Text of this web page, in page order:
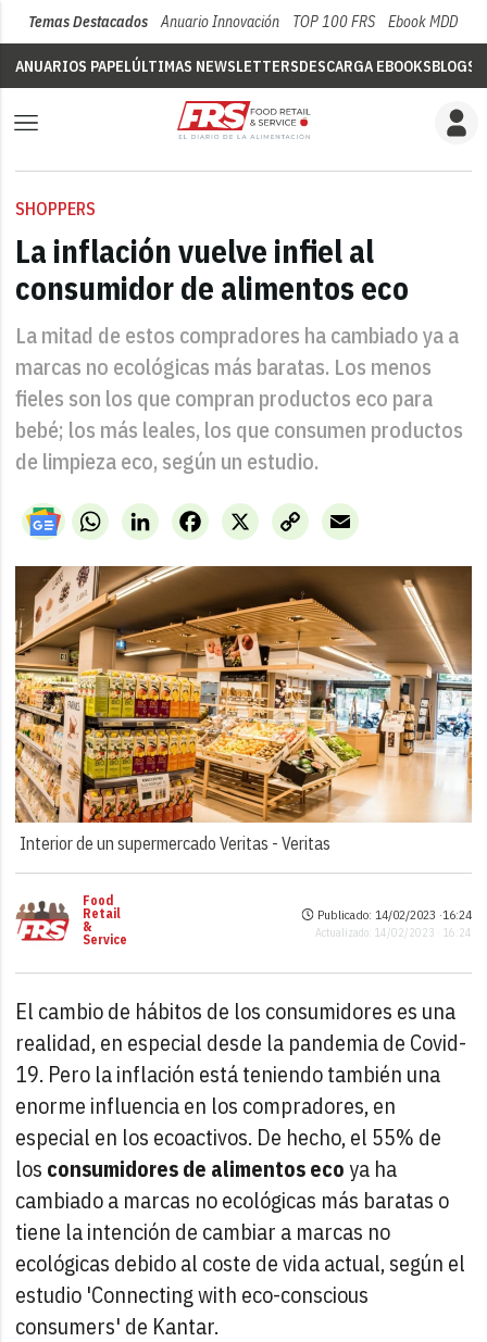
Temas Destacados Anuario Innovación TOP 100 FRS Ebook MDD
ANUARIOS PAPELÚLTIMAS NEWSLETTERSDESCARGA EBOOKSBLOGS
SHOPPERS
La inflación vuelve infiel al
consumidor de alimentos eco
La mitad de estos compradores ha cambiado ya a
marcas no ecológicas más baratas. Los menos
fieles son los que compran productos eco para
bebé; los más leales, los que consumen productos
de limpieza eco, según un estudio.
WhatsAppLinkedIn X
Facebook
Copy
Link
Email
Interior de un supermercado Veritas -Veritas
Food
Retail
&
Service
Publicado: 14/02/2023 ·16:24
Actualizado: 14/02/2023 · 16:24
El cambio de hábitos de los consumidores es una
realidad, en especial desde la pandemia de Covid-
19. Pero la inflación está teniendo también una
enorme influencia en los compradores, en
especial en los ecoactivos. De hecho, el 55% de
los consumidores de alimentos ecoya ha
cambiado a marcas no ecológicas más baratas o
tiene la intención de cambiar a marcas no
ecológicas debido al coste de vida actual, según el
estudio 'Connecting with eco-conscious
consumers' de Kantar.